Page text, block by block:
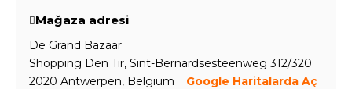
Mağaza adresi
De Grand Bazaar
Shopping Den Tir, Sint-Bernardsesteenweg 312/320
2020 Antwerpen, Belgium
Google Haritalarda Aç